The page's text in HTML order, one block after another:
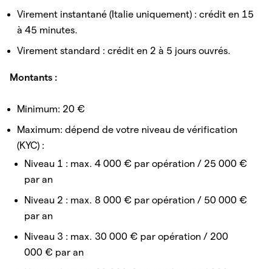
Virement instantané (Italie uniquement) : crédit en 15
à 45 minutes.
Virement standard : crédit en 2 à 5 jours ouvrés.
Montants :
Minimum: 20 €
Maximum: dépend de votre niveau de vérification
(KYC) :
Niveau 1 : max. 4 000 € par opération / 25 000 €
par an
Niveau 2 : max. 8 000 € par opération / 50 000 €
par an
Niveau 3 : max. 30 000 € par opération / 200
000 € par an